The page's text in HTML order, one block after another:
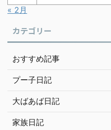
« 2月
カテゴリー
おすすめ記事
プー子日記
大ばあば日記
家族日記